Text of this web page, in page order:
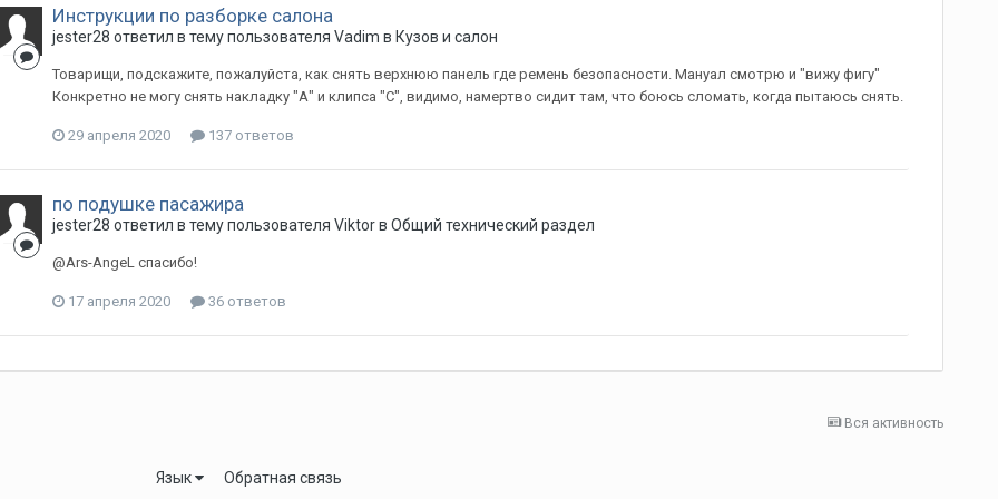
Инструкции по разборке салона
jester28 ответил в тему пользователя Vadim в Кузов и салон
Товарищи, подскажите, пожалуйста, как снять верхнюю панель где ремень безопасности. Мануал смотрю и "вижу фигу"
Конкретно не могу снять накладку "А" и клипса "С", видимо, намертво сидит там, что боюсь сломать, когда пытаюсь снять.
29 апреля 2020 137 ответов
по подушке пасажира
jester28 ответил в тему пользователя Viktorв Общий технический раздел
@Ars-AngeL спасибо!
17 апреля 2020 36 ответов
Вся активность
Язык Обратная связь